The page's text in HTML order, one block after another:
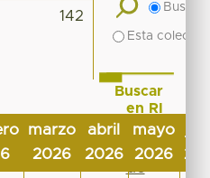
142
marzo
2026
abril
2026
mayo
2026
Buscar
Esta
Buscar
en RI
Por
Fecha
de